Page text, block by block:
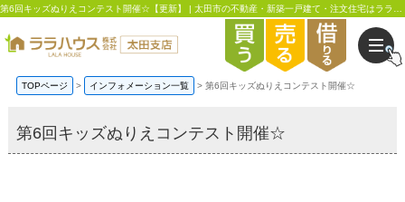
TOPページ インフォメーション一覧 第6回キッズぬりえコンテスト開催☆
第6回キッズぬりえコンテスト開催☆